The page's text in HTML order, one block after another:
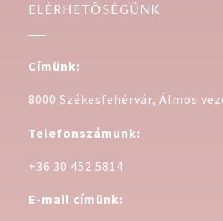
ELÉRHETŐSÉGÜNK
Címünk:
8000 Székesfehérvár, Álmos
Telefonszámunk:
+36 30 452 5814
E-mail címünk: